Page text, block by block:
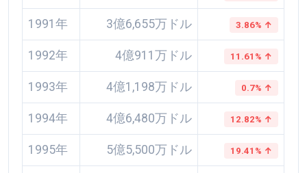
1991年 3億6,655万ドル 3.86% ↑
1992年 4億911万ドル 11.61% ↑
1993年 4億1,198万ドル 0.7% ↑
1994年 4億6,480万ドル 12.82% ↑
1995年 5億5,500万ドル 19.41% ↑